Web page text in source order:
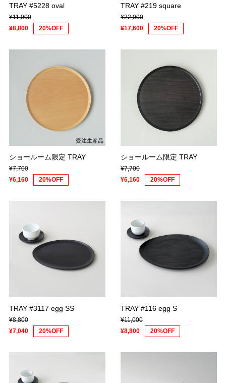
TRAY #5228 oval
¥11,000
¥8,800
20%OFF
TRAY #219 square
¥22,000
¥17,600
20%OFF
ショールーム限定 TRAY
¥7,700
¥6,160
20%OFF
ショールーム限定 TRAY
¥7,700
¥6,160
20%OFF
TRAY #3117 egg SS
¥8,800
¥7,040
20%OFF
TRAY #116 egg S
¥11,000
¥8,800
20%OFF